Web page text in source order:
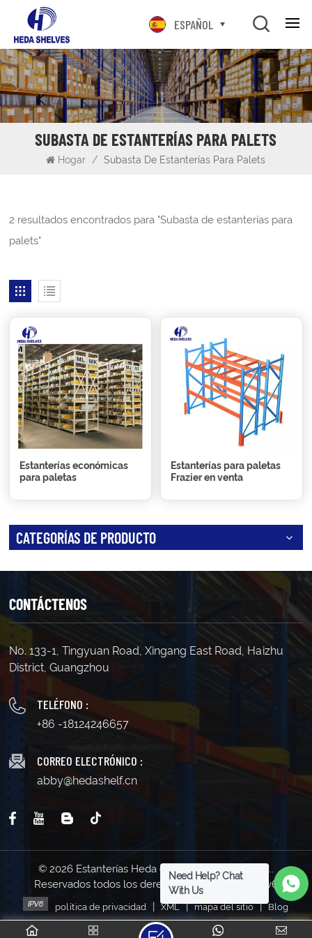
ESPAÑOL
SUBASTA DE ESTANTERÍAS PARA PALETS
Hogar / Subasta De Estanterías Para Palets
2 resultados encontrados para "Subasta de estanterías para
palets"
Estanterías económicas
para paletas
Estanterías para paletas
Frazier en venta
CATEGORÍAS DE PRODUCTO
CONTÁCTENOS
No. 133-1, Tingyuan Road, Xingang East Road, Haizhu
District, Guangzhou
TELÉFONO :
+86 -18124246657
CORREO ELECTRÓNICO :
abby@hedashelf.cn
© 2026 Estanterías Heda de Guangzhou Co., Ltd..
Reservados todos los derechos . | Soporta red IPv6
política de privacidad | XML | mapa del sitio | Blog
Need Help? Chat
With Us